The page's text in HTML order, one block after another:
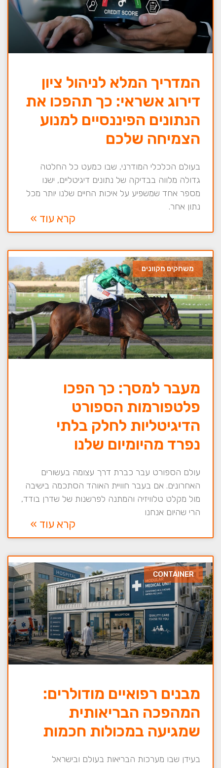
המדריך המלא לניהול ציון
דירוג אשראי: כך תהפכו את
הנתונים הפיננסיים למנוע
הצמיחה שלכם
בעולם הכלכלי המודרני, שבו כמעט כל החלטה
גדולה מלווה בבדיקה של נתונים דיגיטליים, ישנו
מספר אחד שמשפיע על איכות החיים שלנו יותר מכל
נתון אחר.
קרא עוד »
משחקים מקוונים
מעבר למסך: כך הפכו
פלטפורמות הספורט
הדיגיטליות לחלק בלתי
נפרד מהיומיום שלנו
עולם הספורט עבר כברת דרך עצומה בעשורים
האחרונים. אם בעבר חוויית האוהד הסתכמה בישיבה
מול מקלט טלוויזיה והמתנה לפרשנות של שדרן בודד,
הרי שהיום אנחנו
קרא עוד »
CONTAINER
מבנים רפואיים מודולרים:
המהפכה הבריאותית
שמגיעה במכולות חכמות
בעידן שבו מערכות הבריאות בעולם ובישראל